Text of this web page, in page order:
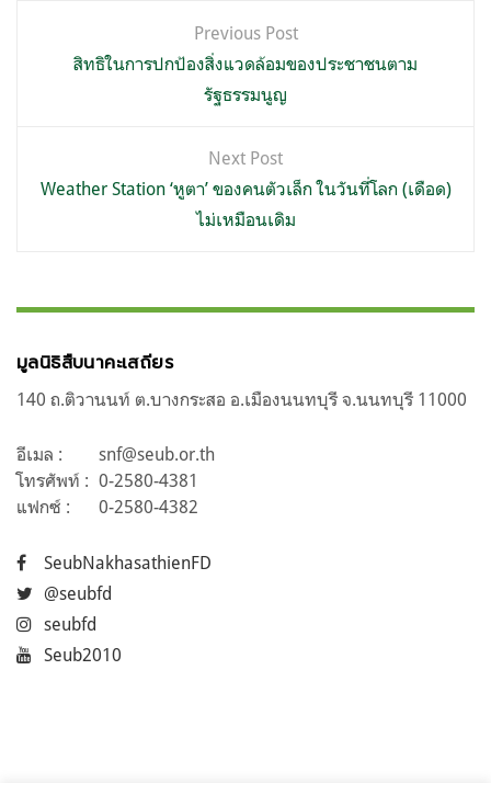
เรื่อง
Previous Post
สิทธิในการปกป้องสิ่งแวดล้อมของประชาชนตาม
รัฐธรรมนูญ
Next Post
Weather Station ‘หูตา’ ของคนตัวเล็ก ในวันที่โลก (เดือด)
ไม่เหมือนเดิม
มูลนิธิสืบนาคะเสถียร
140 ถ.ติวานนท์ ต.บางกระสอ อ.เมืองนนทบุรี จ.นนทบุรี 11000
อีเมล :
snf@seub.or.th
โทรศัพท์ : 0-2580-4381
แฟกซ์ :
0-2580-4382
SeubNakhasathienFD
@seubfd
seubfd
Seub2010